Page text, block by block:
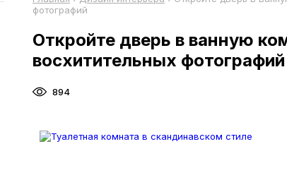
фотографий
Откройте дверь в ванную
восхитительных фотографий
894